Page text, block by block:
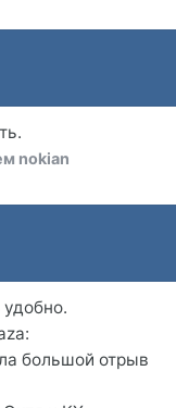
nokian
большой отрыв